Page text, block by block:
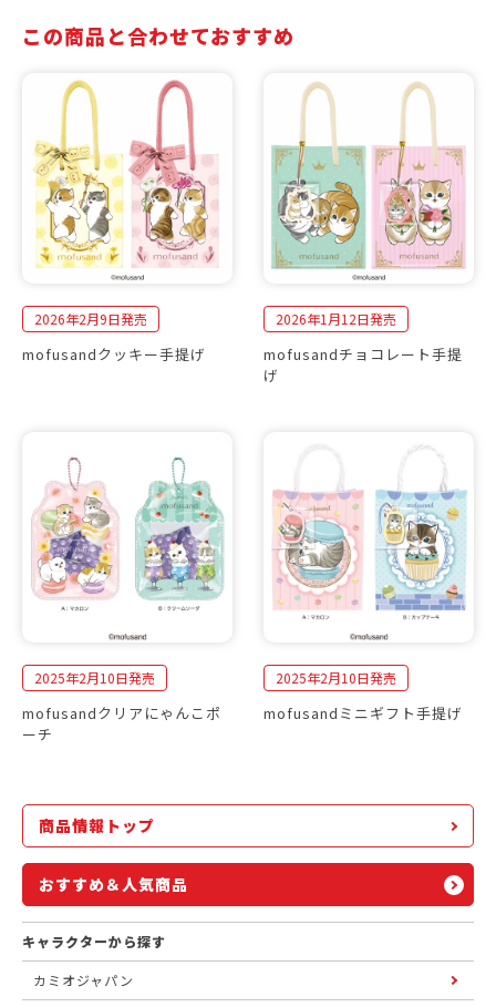
この商品と合わせておすすめ
2026年2月9日発売
mofusandクッキー手提げ
2026年1月12日発売
mofusandチョコレート手提
げ
2025年2月10日発売
mofusandクリアにゃんこポ
ーチ
2025年2月10日発売
mofusandミニギフト手提げ
商品情報トップ
おすすめ＆人気商品
キャラクターから探す
カミオジャパン